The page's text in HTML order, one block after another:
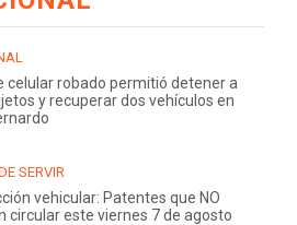
celular robado permitió detener a
y recuperar dos vehículos en
SERVIR
vehicular: Patentes que NO
circular este viernes 7 de agosto